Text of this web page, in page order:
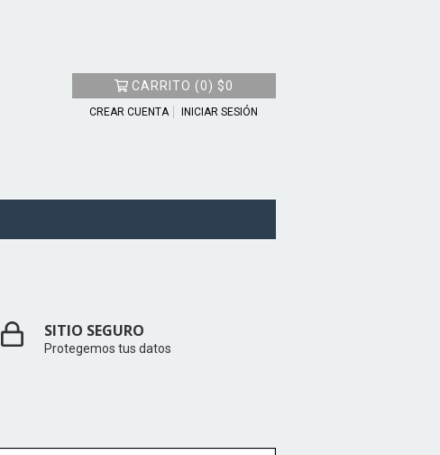
CARRITO (0) $0
CREAR CUENTA INICIAR SESIÓN
SITIO SEGURO
Protegemos tus datos